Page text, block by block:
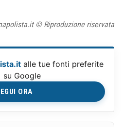
© Riproduzione riservata
alle tue fonti preferite
su Google
ORA